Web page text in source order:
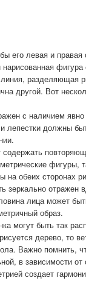
его левая и
нарисованная
разделяющая
другой. Вот
с наличием
лепестки должны
фигуры,
на обеих сторонах
зеркально отражен
лица может
образ.
могут быть так
дерево, то
Важно помнить,
в зависимости
создает